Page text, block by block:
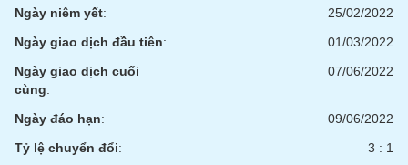
Ngày niêm yết:
25/02/2022
Ngày giao dịch đầu tiên:
01/03/2022
Ngày giao dịch cuối
cùng:
07/06/2022
Ngày đáo hạn:
09/06/2022
Tỷ lệ chuyển đổi:
3 : 1
(-)
Tất cả Cổ phiếu Chứng
Lãnh
đạo
(-)